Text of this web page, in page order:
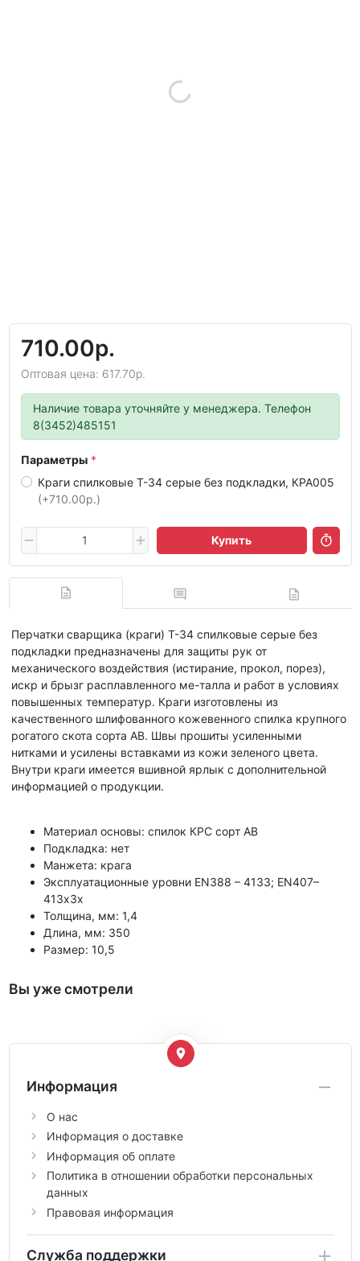
710.00р.
Оптовая цена: 617.70р.
Наличие товара уточняйте у менеджера. Телефон
8(3452)485151
Параметры
Краги спилковые Т-34 серые без подкладки, КРА005
(+710.00р.)
Купить
Перчатки сварщика (краги) Т-34 спилковые серые без
подкладки предназначены для защиты рук от
механического воздействия (истирание, прокол, порез),
искр и брызг расплавленного ме-талла и работ в условиях
повышенных температур. Краги изготовлены из
качественного шлифованного кожевенного спилка крупного
рогатого скота сорта АВ. Швы прошиты усиленными
нитками и усилены вставками из кожи зеленого цвета.
Внутри краги имеется вшивной ярлык с дополнительной
информацией о продукции.
Материал основы: спилок КРС сорт АВ
Подкладка: нет
Манжета: крага
Эксплуатационные уровни EN388 – 4133; EN407–
413х3х
Толщина, мм: 1,4
Длина, мм: 350
Размер: 10,5
Вы уже смотрели
Информация
О нас
Информация о доставке
Информация об оплате
Политика в отношении обработки персональных
данных
Правовая информация
Служба поддержки